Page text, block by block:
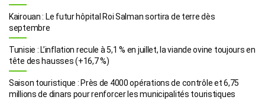
Kairouan : Le futur hôpital Roi Salman sortira de terre dès
septembre
Tunisie : L’inflation recule à 5,1 % en juillet, la viande ovine toujours en
tête des hausses (+16,7 %)
Saison touristique : Près de 4000 opérations de contrôle et 6,75
millions de dinars pour renforcer les municipalités touristiques